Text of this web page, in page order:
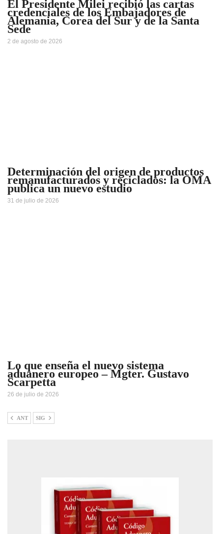
El Presidente Milei recibió las cartas
credenciales de los Embajadores de
Alemania, Corea del Sur y de la Santa
Sede
2 de agosto de 2026
Determinación del origen de productos
remanufacturados y reciclados: la OMA
publica un nuevo estudio
31 de julio de 2026
Lo que enseña el nuevo sistema
aduanero europeo – Mgter. Gustavo
Scarpetta
26 de julio de 2026
ANT SIG